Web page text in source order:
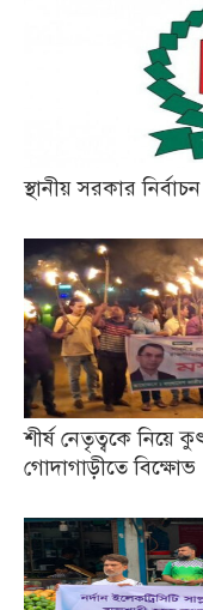
স্থানীয় সরকার
শীর্ষ নেতৃত্বকে নিয়ে
গোদাগাড়ীতে বিক্ষোভ